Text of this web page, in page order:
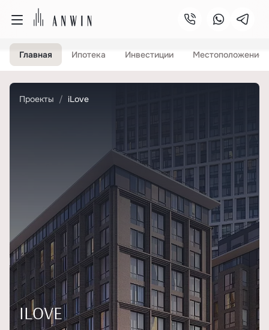
Главная Ипотека Инвестиции Местоположение
Проекты iLove
ILOVE